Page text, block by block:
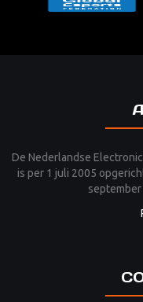
De Nederlandse
is per 1 juli 2005